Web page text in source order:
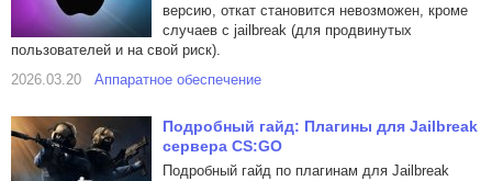
версию, откат становится невозможен, кроме
случаев с jailbreak (для продвинутых
пользователей и на свой риск).
2026.03.20
Аппаратное обеспечение
Подробный гайд: Плагины для Jailbreak
сервера CS:GO
Подробный гайд по плагинам для Jailbreak